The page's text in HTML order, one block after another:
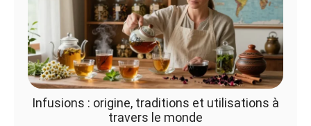
Infusions : origine, traditions et utilisations à
travers le monde